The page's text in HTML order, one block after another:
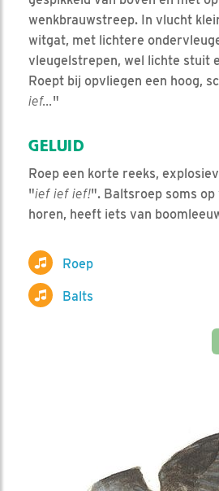
wenkbrauwstreep. In vlucht
witgat, met lichtere
vleugelstrepen, wel lichte stuit
Roept bij opvliegen een hoog,
ief..."
GELUID
Roep een korte reeks,
"ief ief ief!". Baltsroep soms
horen, heeft iets van
Roep
Balts